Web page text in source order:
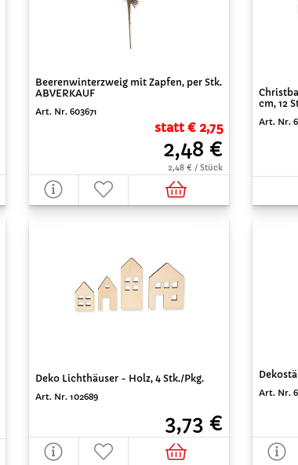
Beerenwinterzweig mit Zapfen, per Stk.
ABVERKAUF
Art. Nr. 603671
statt € 2,75
2,48 €
2,48 € / Stück
cm, 12
Art. Nr.
Deko Lichthäuser - Holz, 4 Stk./Pkg.
Art. Nr. 102689
3,73 €
Art. Nr.